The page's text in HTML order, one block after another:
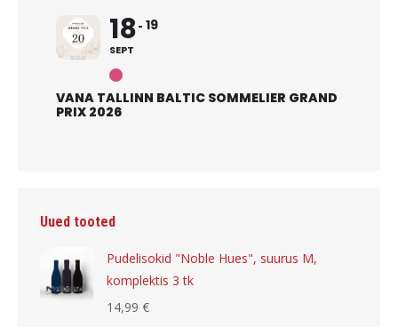
18
SEPT
19
VANA TALLINN BALTIC SOMMELIER GRAND
PRIX 2026
Uued tooted
Pudelisokid "Noble Hues", suurus M,
komplektis 3 tk
14,99 €